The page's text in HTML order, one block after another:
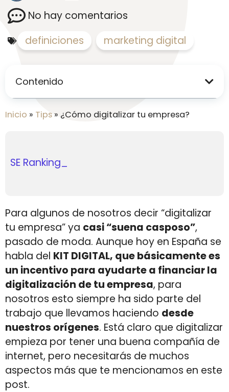
No hay comentarios
definiciones
marketing digital
Contenido
Inicio » Tips » ¿Cómo digitalizar tu empresa?
SE Ranking y la Inteligencia
Artificial:
email marketing en 2026: cómo
usar MailerLite para escalar tu
Para algunos de nosotros decir “digitalizar
tu empresa” ya casi “suena casposo”,
pasado de moda. Aunque hoy en España se
habla del KIT DIGITAL, que básicamente es
un incentivo para ayudarte a financiar la
digitalización de tu empresa, para
nosotros esto siempre ha sido parte del
trabajo que llevamos haciendo desde
nuestros orígenes. Está claro que digitalizar
empieza por tener una buena compañía de
internet, pero necesitarás de muchos
aspectos más que te mencionamos en este
post.